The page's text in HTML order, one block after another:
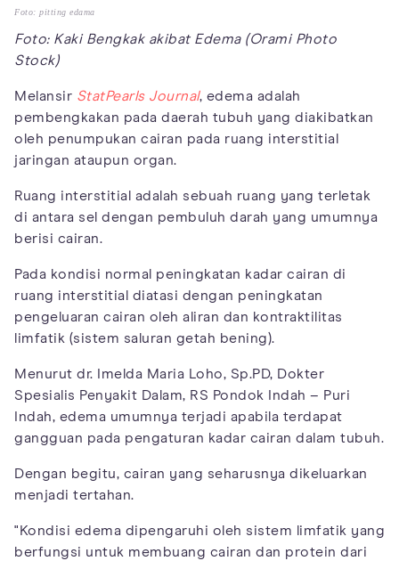
Foto: pitting edama
Foto: Kaki Bengkak akibat Edema (Orami Photo
Stock)
Melansir StatPearls Journal, edema adalah
pembengkakan pada daerah tubuh yang diakibatkan
oleh penumpukan cairan pada ruang interstitial
jaringan ataupun organ.
Ruang interstitial adalah sebuah ruang yang terletak
di antara sel dengan pembuluh darah yang umumnya
berisi cairan.
Pada kondisi normal peningkatan kadar cairan di
ruang interstitial diatasi dengan peningkatan
pengeluaran cairan oleh aliran dan kontraktilitas
limfatik (sistem saluran getah bening).
Menurut dr. Imelda Maria Loho, Sp.PD, Dokter
Spesialis Penyakit Dalam, RS Pondok Indah – Puri
Indah, edema umumnya terjadi apabila terdapat
gangguan pada pengaturan kadar cairan dalam tubuh.
Dengan begitu, cairan yang seharusnya dikeluarkan
menjadi tertahan.
"Kondisi edema dipengaruhi oleh sistem limfatik yang
berfungsi untuk membuang cairan dan protein dari